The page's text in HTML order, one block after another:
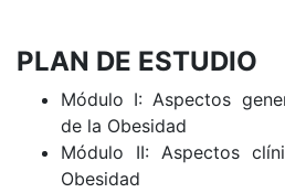
PLAN DE ESTUDIO
Módulo I:Aspectos
de la Obesidad
Módulo II: Aspectos
Obesidad